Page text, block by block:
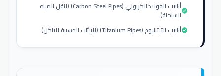
أنابيب الفولاذ الكربوني (Carbon Steel Pipes) (لنقل المياه
الساخنة)check_circle
أنابيب التيتانيوم (Titanium Pipes) (للبيئات المسببة للتآكل)check_circle